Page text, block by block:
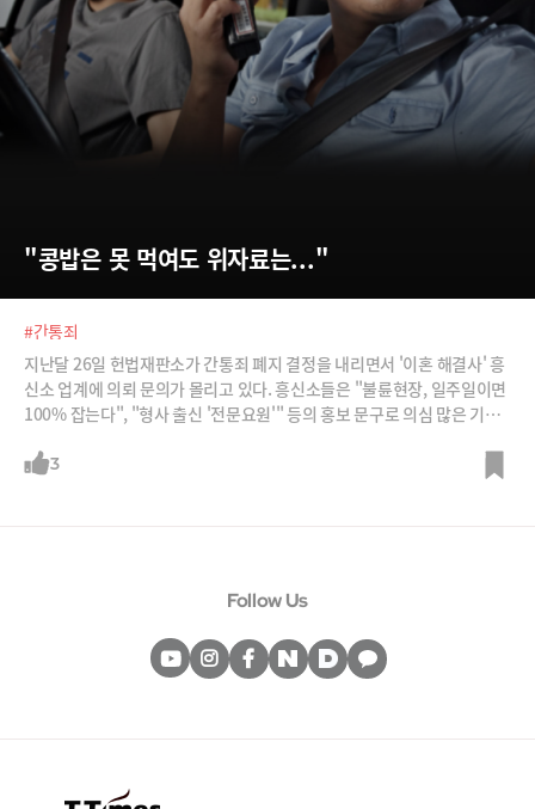
"콩밥은 못 먹여도 위자료는..."
#간통죄
지난달 26일 헌법재판소가 간통죄 폐지 결정을 내리면서 '이혼 해결사' 흥
신소 업계에 의뢰 문의가 몰리고 있다. 흥신소들은 "불륜현장, 일주일이면
100% 잡는다", "형사 출신 '전문요원'" 등의 홍보 문구로 의심 많은 기혼
ets cc
3
Follow Us